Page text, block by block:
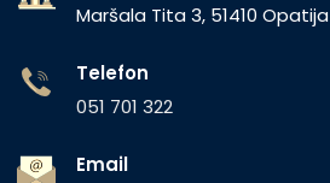
Maršala Tita 3, 51410 Opatija
Telefon
051 701 322
Email